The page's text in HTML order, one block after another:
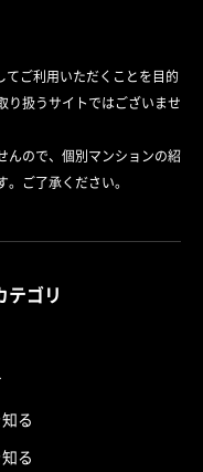
ご利用いただくことを目的
り扱うサイトではございませ
んので、個別マンションの紹
ご了承ください。
テゴリ
る
る